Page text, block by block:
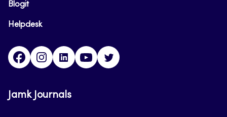
Blogit
Helpdesk
FacebookInstagram
LinkedInYoutube
Jamk Journals